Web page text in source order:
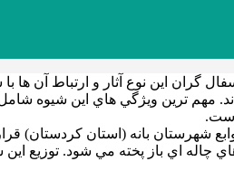
گران اين نوع آثار و ارتباط آن
مهم ترين ويژگي هاي اين
است.
بانه (استان كردستان) قرار
اي باز پخته مي شود. توزيع اين